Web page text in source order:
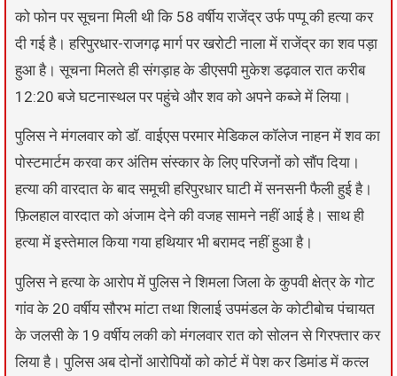
को फोन पर सूचना मिली थी कि 58 वर्षीय राजेंद्र उर्फ पप्पू की हत्या कर
दी गई है। हरिपुरधार-राजगढ़ मार्ग पर खरोटी नाला में राजेंद्र का शव पड़ा
हुआ है। सूचना मिलते ही संगड़ाह के डीएसपी मुकेश डढ़वाल रात करीब
12:20 बजे घटनास्थल पर पहुंचे और शव को अपने कब्जे में लिया।
पुलिस ने मंगलवार को डॉ. वाईएस परमार मेडिकल कॉलेज नाहन में शव का
पोस्टमार्टम करवा कर अंतिम संस्कार के लिए परिजनों को सौंप दिया।
हत्या की वारदात के बाद समूची हरिपुरधार घाटी में सनसनी फैली हुई है।
फ़िलहाल वारदात को अंजाम देने की वजह सामने नहीं आई है। साथ ही
हत्या में इस्तेमाल किया गया हथियार भी बरामद नहीं हुआ है।
पुलिस ने हत्या के आरोप में पुलिस ने शिमला जिला के कुपवी क्षेत्र के गोट
गांव के 20 वर्षीय सौरभ मांटा तथा शिलाई उपमंडल के कोटीबोच पंचायत
के जलसी के 19 वर्षीय लकी को मंगलवार रात को सोलन से गिरफ्तार कर
लिया है। पुलिस अब दोनों आरोपियों को कोर्ट में पेश कर डिमांड में कत्ल